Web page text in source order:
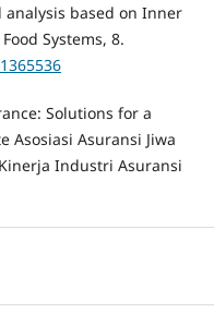
based on Inner
Systems, 8.
Solutions for a
Asosiasi Asuransi Jiwa
Industri Asuransi